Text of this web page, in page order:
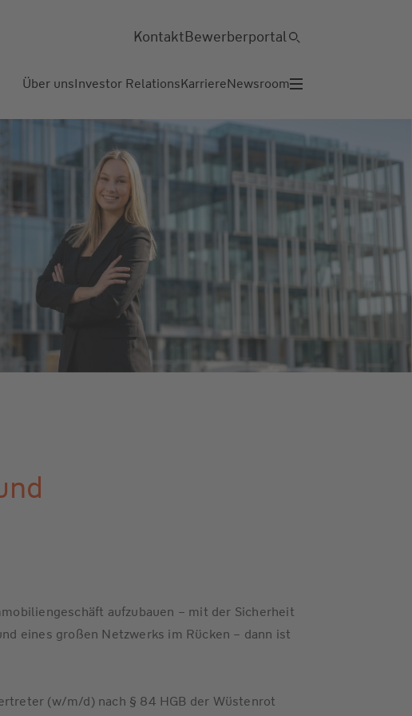
Über unsInvestor RelationsKarriereNewsroom
KontaktBewerberportal
aufzubauen – mit der Sicherheit
eines großen Netzwerks im Rücken – dann ist
(w/m/d) nach § 84 HGB der Wüstenrot